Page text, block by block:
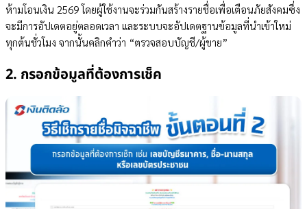
ห้ามโอนเงิน 2569 โดยผู้ใช้งานจะร่วมกันสร้างรายชื่อเพื่อเตือนภัยสังคมซึ่ง
จะมีการอัปเดตอยู่ตลอดเวลา และระบบจะอัปเดตฐานข้อมูลที่นำเข้าใหม่
ทุกต้นชั่วโมง จากนั้นคลิกคำว่า “ตรวจสอบบัญชี/ผู้ขาย”
2. กรอกข้อมูลที่ต้องการเช็ค